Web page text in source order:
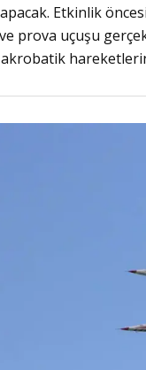
Etkinlik
prova uçuşu